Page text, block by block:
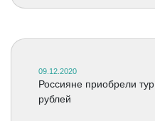
09.12.2020
Россияне приобрели
рублей